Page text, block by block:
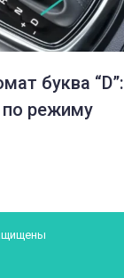
буква “D”:
по режиму